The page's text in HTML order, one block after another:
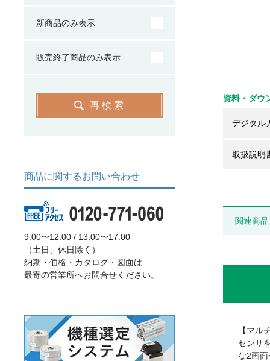
資料・ダウ
デジタル
取扱説明
関連商品
【マル
センサ
な2画
新商品のみ表示
販売終了商品のみ表示
再検索
商品に関するお問い合わせ
9:00〜12:00 / 13:00〜17:00
（土日、休日除く）
納期・価格・カタログ・図面は
最寄の営業所へお問合せください。